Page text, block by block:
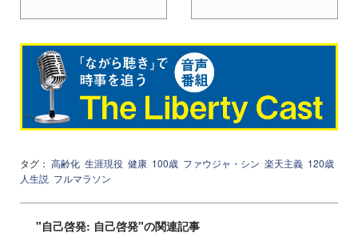
タグ： 高齢化 生涯現役 健康 100歳 ファウジャ・シン 楽天主義 120歳
人生説 フルマラソン
"自己啓発: 自己啓発"の関連記事